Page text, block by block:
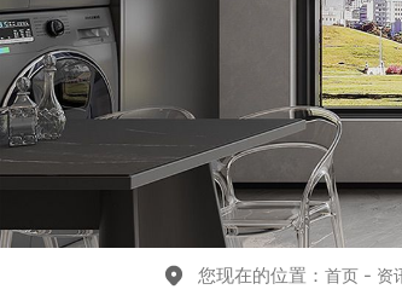
您现在的位置：首页 - 资